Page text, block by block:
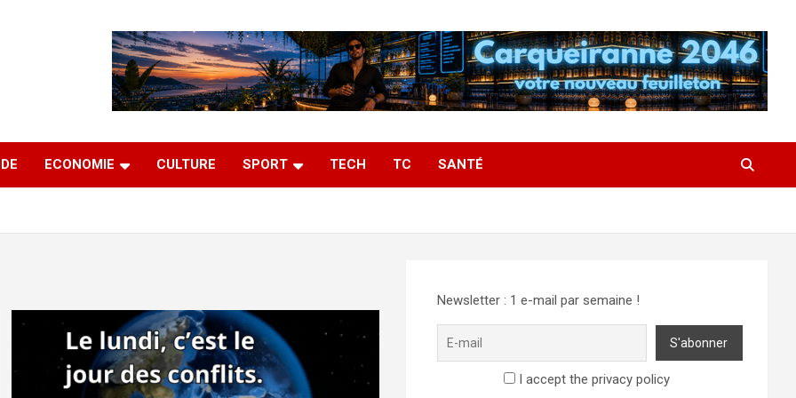
ECONOMIE CULTURE SPORT TECH TC SANTÉ
Newsletter : 1 e-mail par semaine !
I accept the privacy policy